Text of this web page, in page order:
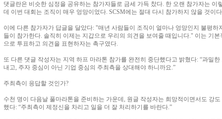
댓글란은 비슷한 심정을 공유하는 참가자들로 금세 가득 찼다. 한 오랜 참가자는 이
데 이번 대회는 조직이 매우 엉망이었다. SCSM에는 절대 다시 참가하지 않을 것이
이에 다른 참가자가 답글을 달았다: "매년 사람들이 조직이 얼마나 엉망인지 불평하
들이 참가한다. 솔직히 이제는 지갑으로 우리의 의견을 보여줄 때입니다." 이는 기
으로 투표하고 의견을 표현하자는 촉구였다.
또 다른 댓글 작성자는 지역 하프 마라톤 참가를 완전히 중단했다고 밝혔다: “과밀
내고, 주자 중심이 아닌 기업 중심의 주최측을 상대해야 하니까요.”
주최측이 응답할 것인가?
수천 명이 다음날 풀마라톤을 준비하는 가운데, 원글 작성자는 희망적이면서도 강
했다: “주최측이 제정신을 차리고 일을 더 잘 처리하기를 바란다.”